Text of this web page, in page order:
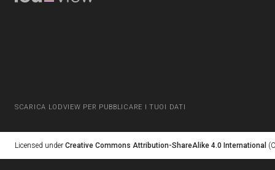
SCARICA LODVIEW PER PUBBLICARE I TUOI DATI
Licensed under Creative Commons Attribution-ShareAlike 4.0 International